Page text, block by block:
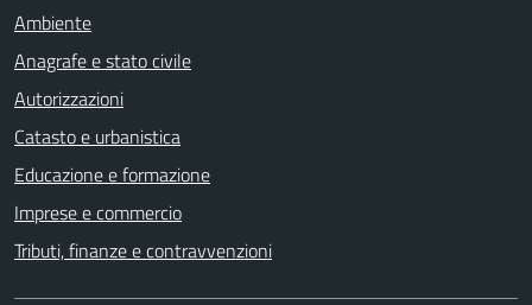
Ambiente
Anagrafe e stato civile
Autorizzazioni
Catasto e urbanistica
Educazione e formazione
Imprese e commercio
Tributi, finanze e contravvenzioni